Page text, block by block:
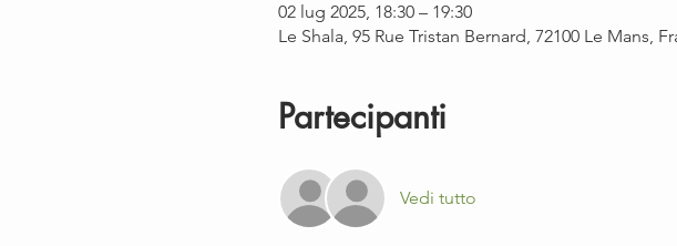
02 lug 2025, 18:30 – 19:30
Le Shala, 95 Rue Tristan Bernard, 72100 Le Mans,
Partecipanti
Vedi tutto